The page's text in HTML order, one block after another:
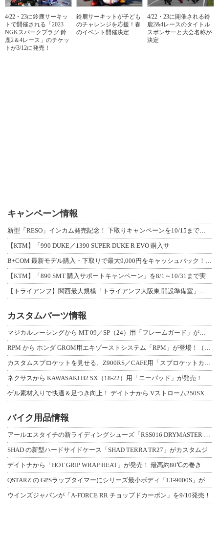
4/22・23に鈴鹿サーキッ
トで開催される「2023
NGKスパークプラグ 鈴
鹿2＆4レース」のチケッ
トが3/12に発売！
鈴鹿サーキットが子ども
のチャレンジを応援！春
のイベント開催決定
4/22・23に開催される鈴
鹿2&4レースのタイトル
スポンサーと大会名称が
決定
キャンペーン情報
新型「RESO」インカム発売記念！ 下取りキャンペーンを10/15まで延長して開
【KTM】「990 DUKE／1390 SUPER DUKE R EVO 購入サ
B+COM 最新モデル購入・下取りで最大9,000円をキャッシュバック！「B+F
【KTM】「890 SMT 購入サポートキャンペーン」を8/1～10/31まで実
【トライアンフ】関西最大規模「トライアンフ大阪東 開設準備室」がオープン！ 限定
カスタムパーツ情報
マジカルレーシングから MT-09／SP（24）用「フレームガード」が登場！
RPM から ホンダ GROM用エキゾーストシステム「RPM」が登場！（動画あり
カスタムスプロケットを見せる、Z900RS／CAFE用「スプロケットカバーフルキ
ネクサスから KAWASAKI H2 SX（18-22）用「ニーパッド」が発売！
ゲル素材入りで快適＆足つき向上！ デイトナから Vストローム250SX用「快適ロ
バイク用品情報
アールエスタイチの新ライディングシューズ「RSS016 DRYMASTER スト
SHAD の新型ハードサイドケース「SHAD TERRA TR27」がカスタムジ
デイトナから「HOT GRIP WRAP HEAT」が発売！ 最高約80℃の巻き
QSTARZ の GPSラップタイマーにシリーズ最小ボディ「LT-9000S」が
ウインズジャパンが「A-FORCE RR チョップドカーボン」を9/10発売！